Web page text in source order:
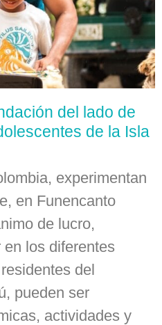
del lado de
de la Isla
experimentan
en Funencanto
de lucro,
los diferentes
del
pueden ser
actividades y